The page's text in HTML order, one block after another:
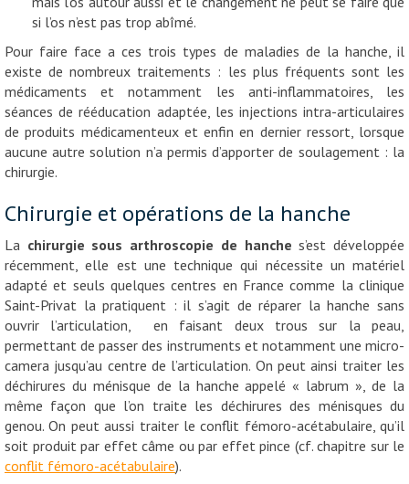
si l’os n’est pas trop abîmé.
Pour faire face a ces trois types de maladies de la hanche, il
existe de nombreux traitements : les plus fréquents sont les
médicaments et notamment les anti-inflammatoires, les
séances de rééducation adaptée, les injections intra-articulaires
de produits médicamenteux et enfin en dernier ressort, lorsque
aucune autre solution n’a permis d’apporter de soulagement : la
chirurgie.
Chirurgie et opérations de la hanche
La chirurgie sous arthroscopie de hanche s’est développée
récemment, elle est une technique qui nécessite un matériel
adapté et seuls quelques centres en France comme la clinique
Saint-Privat la pratiquent : il s’agit de réparer la hanche sans
ouvrir l’articulation, en faisant deux trous sur la peau,
permettant de passer des instruments et notamment une micro-
camera jusqu’au centre de l’articulation. On peut ainsi traiter les
déchirures du ménisque de la hanche appelé « labrum », de la
même façon que l’on traite les déchirures des ménisques du
genou. On peut aussi traiter le conflit fémoro-acétabulaire, qu’il
soit produit par effet câme ou par effet pince (cf. chapitre sur le
conflit fémoro-acétabulaire).